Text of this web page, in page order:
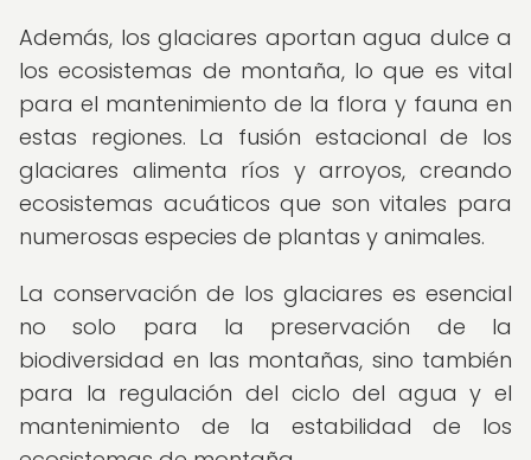
Además, los glaciares aportan agua dulce a
los ecosistemas de montaña, lo que es vital
para el mantenimiento de la flora y fauna en
estas regiones. La fusión estacional de los
glaciares alimenta ríos y arroyos, creando
ecosistemas acuáticos que son vitales para
numerosas especies de plantas y animales.
La conservación de los glaciares es esencial
no solo para la preservación de la
biodiversidad en las montañas, sino también
para la regulación del ciclo del agua y el
mantenimiento de la estabilidad de los